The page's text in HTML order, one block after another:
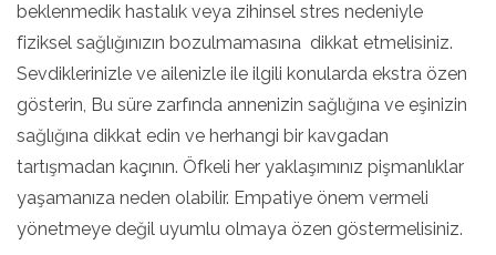
beklenmedik hastalık veya zihinsel stres nedeniyle
fiziksel sağlığınızın bozulmamasına dikkat etmelisiniz.
Sevdiklerinizle ve ailenizle ile ilgili konularda ekstra özen
gösterin, Bu süre zarfında annenizin sağlığına ve eşinizin
sağlığına dikkat edin ve herhangi bir kavgadan
tartışmadan kaçının. Öfkeli her yaklaşımınız pişmanlıklar
yaşamanıza neden olabilir. Empatiye önem vermeli
yönetmeye değil uyumlu olmaya özen göstermelisiniz.